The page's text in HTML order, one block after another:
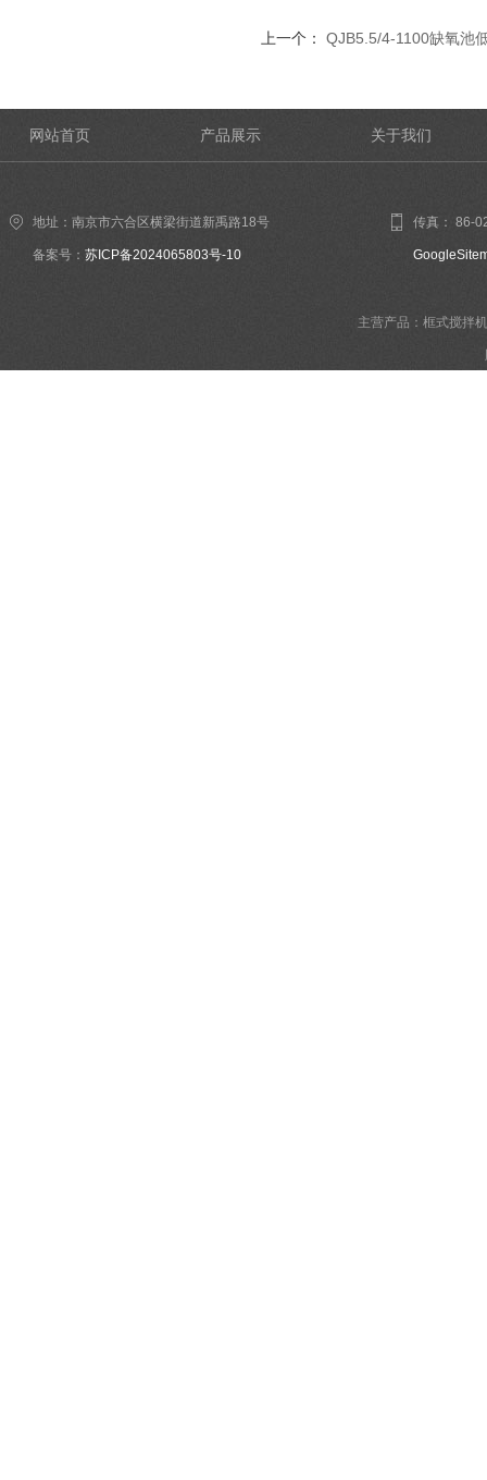
上一个： QJB5.5/4-1100缺氧池
网站首页 产品展示 关于我们
地址：南京市六合区横梁街道新禹路18号
备案号： 苏ICP备2024065803号-10
传真： 86-
主营产品：框式搅拌